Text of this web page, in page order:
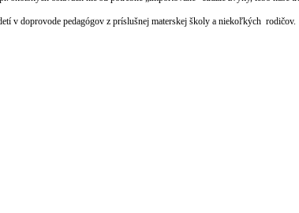
v doprovode pedagógov z príslušnej materskej školy a niekoľkých rodičov.